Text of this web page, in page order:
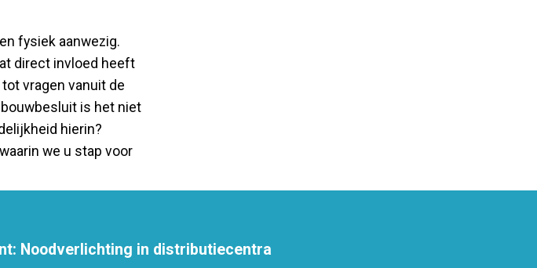
fysiek aanwezig.
direct invloed heeft
vragen vanuit de
is het niet
hierin?
we u stap voor
Noodverlichting in distributiecentra